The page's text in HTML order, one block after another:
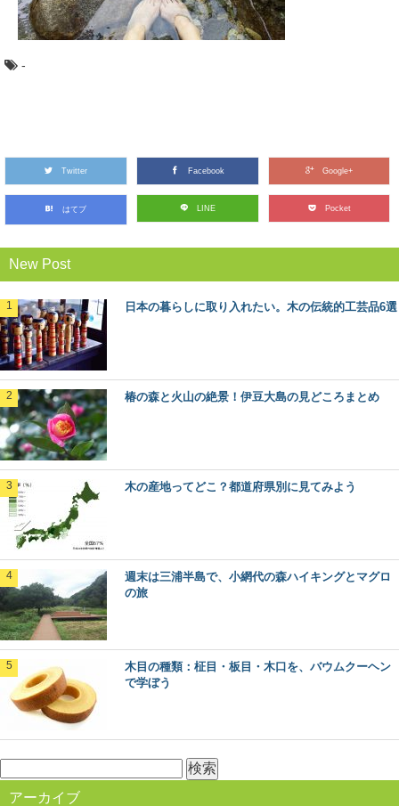
林業や田舎暮らしが知りたくなったら観る映
その特徴と物語～
日本人なら知っておきたい日本の木材をご紹介するシリ
ーズ。 今回は、日本建築には欠かせない針葉樹...
北山杉、北山丸太を使った空間・施工事例10
「秋田杉」！ 一度は見てみたい天然の杉ですが、...
の旅
高野山真言宗総本山である金剛峯寺（和歌山県伊都郡高
ヒバ：知っておきたい日本の木材～その特徴
と物語～
日本人なら知っておきたい日本の木材をご紹介するシリ
銘木「吉野杉」の木材としての特徴とは？
日本三大人工美林の中でも最も古く500年の歴史を持つと
無垢材と新建材の違いは？フローリングで比
-
Twitter Facebook Google+
はてブ LINE Pocket
New Post
日本の暮らしに取り入れたい。木の伝統的工芸品6選
椿の森と火山の絶景！伊豆大島の見どころまとめ
木の産地ってどこ？都道府県別に見てみよう
週末は三浦半島で、小網代の森ハイキングとマグロ
の旅
木目の種類：柾目・板目・木口を、バウムクーヘン
で学ぼう
索:
アーカイブ